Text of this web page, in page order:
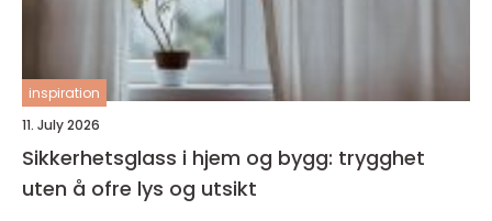
inspiration
11. July 2026
Sikkerhetsglass i hjem og bygg: trygghet
uten å ofre lys og utsikt